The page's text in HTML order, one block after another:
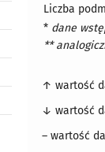
Liczba
* dane
**
↑ wartość
↓ wartość
– wartość